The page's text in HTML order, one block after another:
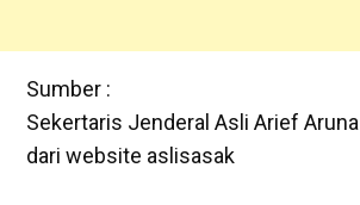
Sumber :
Sekertaris Jenderal Asli Arief Aruna
dari website aslisasak